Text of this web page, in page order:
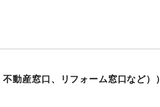
動産窓口、リフォーム窓口など））